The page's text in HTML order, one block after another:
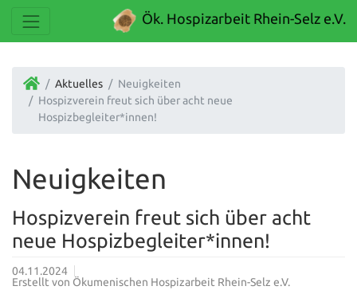
Ök. Hospizarbeit Rhein-Selz e.V.
Aktuelles
Neuigkeiten
Hospizverein freut sich über acht neue
Hospizbegleiter*innen!
Neuigkeiten
Hospizverein freut sich über acht
neue Hospizbegleiter*innen!
04.11.2024
Erstellt von Ökumenischen Hospizarbeit Rhein-Selz e.V.